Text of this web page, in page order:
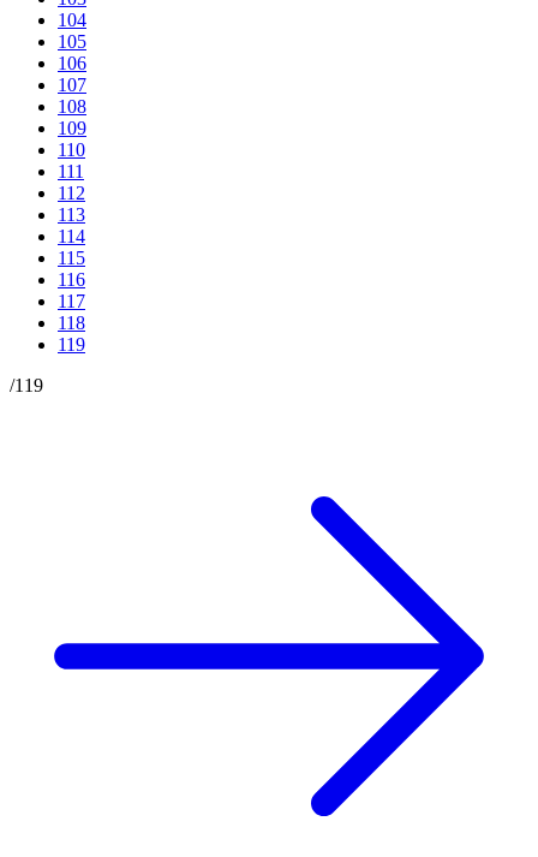
104
105
106
107
108
109
110
111
112
113
114
115
116
117
118
119
/119